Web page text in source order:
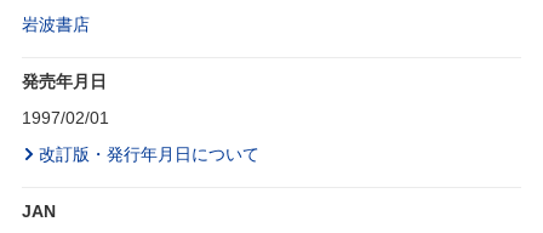
岩波書店
発売年月日
1997/02/01
改訂版・発行年月日について
JAN